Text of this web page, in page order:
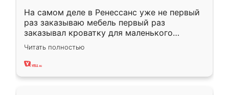
На самом деле в Ренессанс уже не первый
раз заказываю мебель первый раз
заказывал кроватку для маленького
ребёнка при его рождении ,во второй раз
заказал шкаф-купе. По качеству очень
хорошее сборка достаточно быстрая,
Читать полностью